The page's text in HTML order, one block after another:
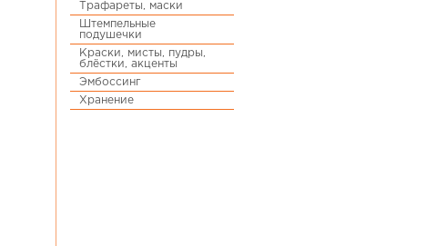
Трафареты, маски
Штемпельные
подушечки
Краски, мисты, пудры,
блёстки, акценты
Эмбоссинг
Хранение